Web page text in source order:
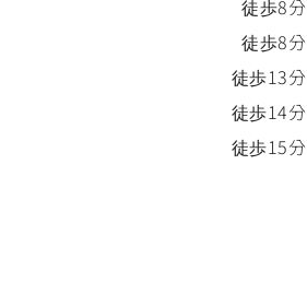
徒歩8分
徒歩8分
徒歩13分
徒歩14分
徒歩15分